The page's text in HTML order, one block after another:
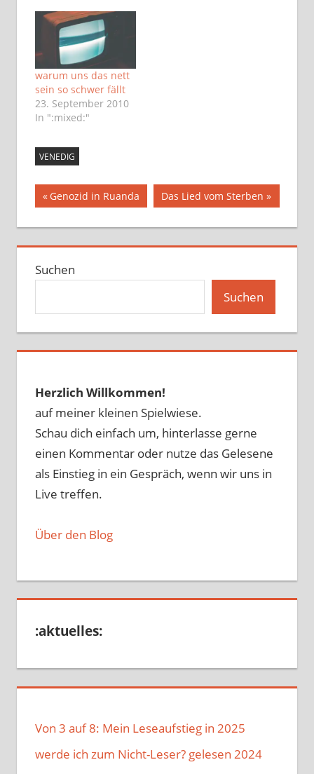
warum uns das nett
sein so schwer fällt
23. September 2010
In ":mixed:"
VENEDIG
Beitragsnavigation
Vorheriger
Beitrag:
Genozid in Ruanda
Nächster
Beitrag:
Das Lied vom Sterben
Suchen
Suchen
Herzlich Willkommen!
auf meiner kleinen Spielwiese.
Schau dich einfach um, hinterlasse gerne
einen Kommentar oder nutze das Gelesene
als Einstieg in ein Gespräch, wenn wir uns in
Live treffen.
Über den Blog
:aktuelles:
Von 3 auf 8: Mein Leseaufstieg in 2025
werde ich zum Nicht-Leser? gelesen 2024